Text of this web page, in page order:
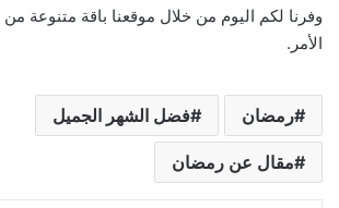
وفرنا لكم اليوم من خلال موقعنا باقة متنوعة
الأمر.
رمضان فضل الشهر الجميل
مقال عن رمضان